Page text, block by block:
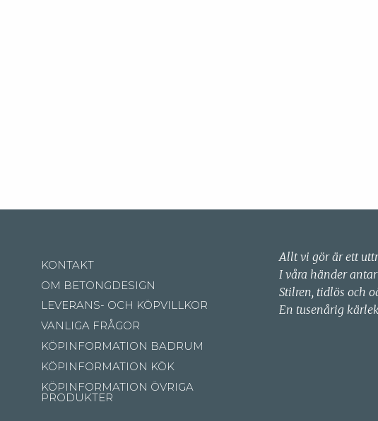
KONTAKT
OM BETONGDESIGN
LEVERANS- OCH KÖPVILLKOR
VANLIGA FRÅGOR
KÖPINFORMATION BADRUM
KÖPINFORMATION KÖK
KÖPINFORMATION ÖVRIGA
PRODUKTER
Allt vi gör är ett
I våra händer
Stilren, tidlös och
En tusenårig